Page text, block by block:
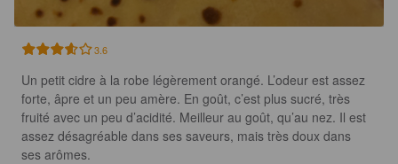
3.6
Un petit cidre à la robe légèrement orangé. L’odeur est assez
forte, âpre et un peu amère. En goût, c’est plus sucré, très
fruité avec un peu d’acidité. Meilleur au goût, qu’au nez. Il est
assez désagréable dans ses saveurs, mais très doux dans
ses arômes.